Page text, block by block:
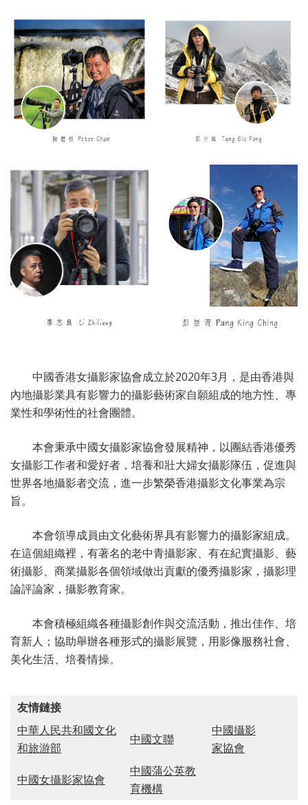
中國香港女攝影家協會成立於2020年3月，是由香港與
內地攝影業具有影響力的攝影藝術家自願組成的地方性、專
業性和學術性的社會團體。
本會秉承中國女攝影家協會發展精神，以團結香港優秀
女攝影工作者和愛好者，培養和壯大婦女攝影隊伍，促進與
世界各地攝影者交流，進一步繁榮香港攝影文化事業為宗
旨。
本會領導成員由文化藝術界具有影響力的攝影家組成。
在這個組織裡，有著名的老中青攝影家、有在紀實攝影、藝
術攝影、商業攝影各個領域做出貢獻的優秀攝影家，攝影理
論評論家，攝影教育家。
本會積極組織各種攝影創作與交流活動，推出佳作、培
育新人；協助舉辦各種形式的攝影展覽，用影像服務社會、
美化生活、培養情操。
友情鏈接
中華人民共和國文化
和旅游部
中國文聯
中國攝影
家協會
中國女攝影家協會
中國蒲公英教
育機構